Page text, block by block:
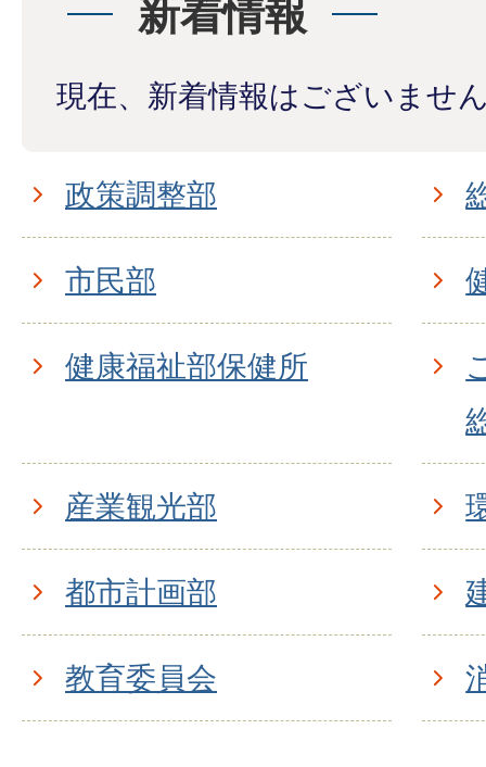
新着情報
現在、新着情報はございませ
政策調整部
市民部
健康福祉部保健所
産業観光部
都市計画部
教育委員会